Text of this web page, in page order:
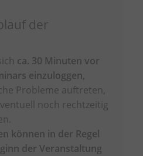
der
ca. 30 Minuten vor
einzuloggen,
Probleme auftreten,
noch rechtzeitig
können in der Regel
der Veranstaltung